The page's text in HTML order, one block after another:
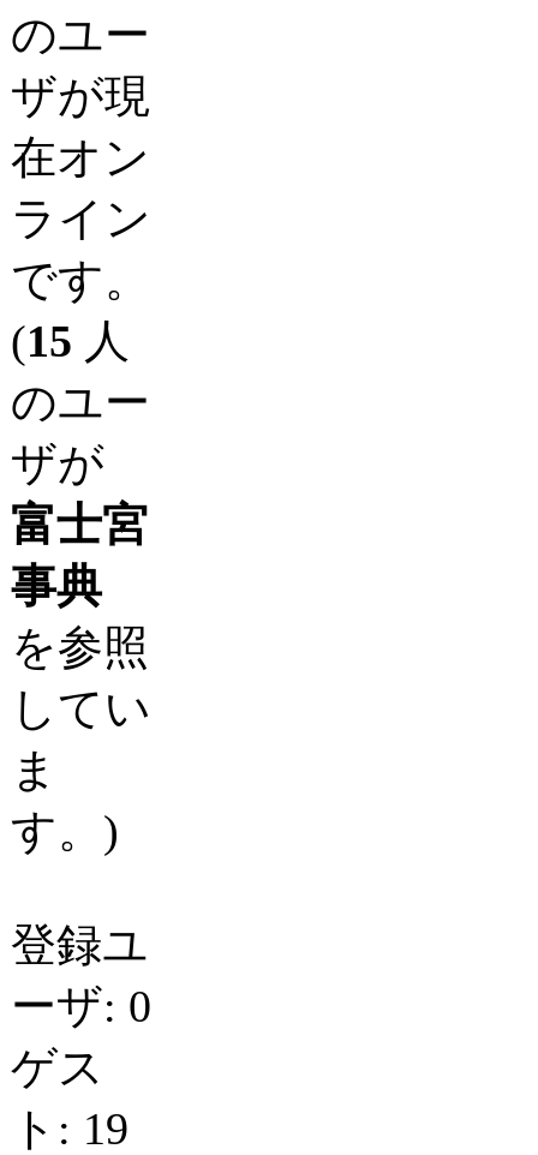
のユー
ザが現
在オン
ライン
です。
(15 人
のユー
ザが
富士宮
事典
を参照
してい
ま
す。)
登録ユ
ーザ: 0
ゲス
ト: 19